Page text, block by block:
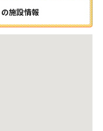
の施設情報